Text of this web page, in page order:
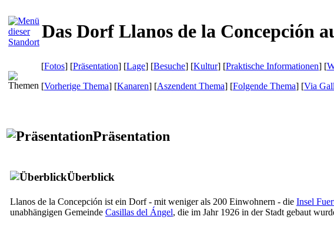
Das Dorf Llanos de la Concepción
[Fotos] [Präsentation] [Lage] [Besuche] [Kultur] [Praktische Informationen] [
[Vorherige Thema] [Kanaren] [Aszendent Thema] [Folgende Thema] [Via
Präsentation
Überblick
Llanos de la Concepción ist ein Dorf - mit weniger als 200 Einwohnern - die Insel
unabhängigen Gemeinde Casillas del Ángel, die im Jahr 1926 in der Stadt gebaut